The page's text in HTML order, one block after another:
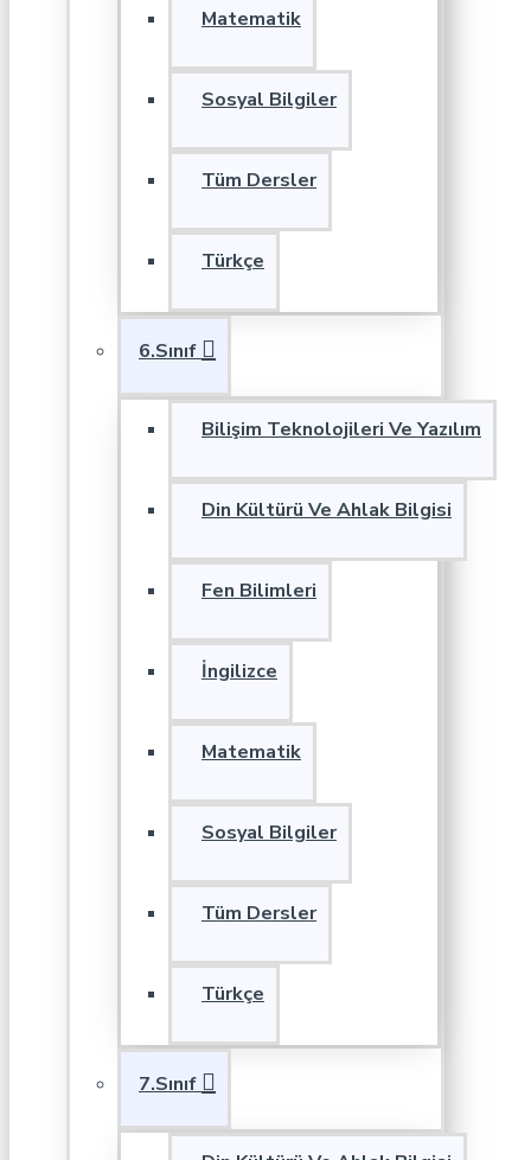
Matematik
Sosyal Bilgiler
Tüm Dersler
Türkçe
6.Sınıf
Bilişim Teknolojileri Ve Yazılım
Din Kültürü Ve Ahlak Bilgisi
Fen Bilimleri
İngilizce
Matematik
Sosyal Bilgiler
Tüm Dersler
Türkçe
7.Sınıf